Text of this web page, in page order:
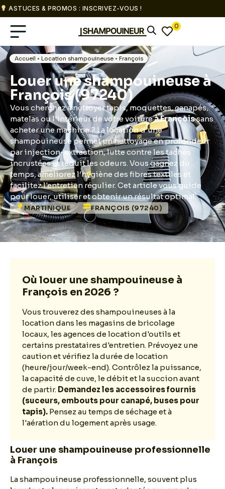
ASTUCES & PROMOS : INSCRIVEZ-VOUS !
0
Accueil • Location shampouineuse • François
Louer une shampouineuse à
François (97240)
Vous cherchez à nettoyer tapis, moquettes, canapés,
matelas ou l'intérieur de votre voitureà Françoissans
acheter une machine ? La location d'une
shampouineuse permet un nettoyage en profondeur
par injection-extraction, lutte contre les taches
incrustées et réduit les odeurs. Vous gagnez du
temps, améliorez l'hygiène des fibres textiles et
facilitez l'entretien régulier. Cet article vous guide
pour louer, utiliser et obtenir un résultat optimal.
MARTINIQUE FRANÇOIS (97240)
Où louer une shampouineuse à
François en 2026 ?
Vous trouverez des shampouineuses à la
location dans les magasins de bricolage
locaux, les agences de location d'outils et
certains prestataires d'entretien. Prévoyez une
caution et vérifiez la durée de location
(heure/jour/week-end). Contrôlez la puissance,
la capacité de cuve, le débit et la succion avant
de partir. Demandez les accessoires fournis
(suceurs, embouts pour canapé, buses pour
tapis). Pensez au temps de séchage et à
l'aération du logement après usage.
Louer une shampouineuse professionnelle
à François
La shampouineuse professionnelle, souvent plus